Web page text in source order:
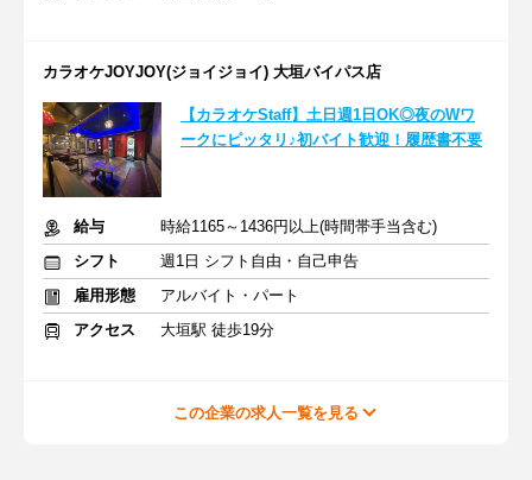
カラオケJOYJOY(ジョイジョイ) 大垣バイパス店
【カラオケStaff】土日週1日OK◎夜のWワ
ークにピッタリ♪初バイト歓迎！履歴書不要
給与
時給1165～1436円以上(時間帯手当含む)
シフト
週1日 シフト自由・自己申告
雇用形態
アルバイト・パート
アクセス
大垣駅 徒歩19分
この企業の求人一覧を見る